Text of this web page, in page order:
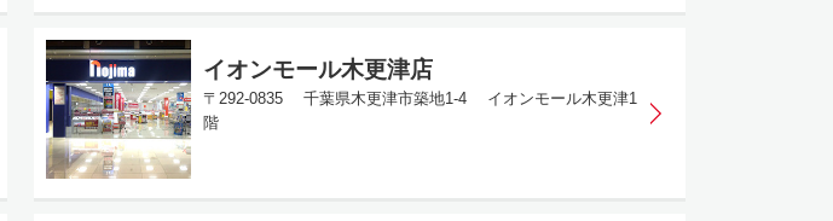
イオンモール木更津店
〒292-0835 千葉県木更津市築地1-4 イオンモール木更津1
階